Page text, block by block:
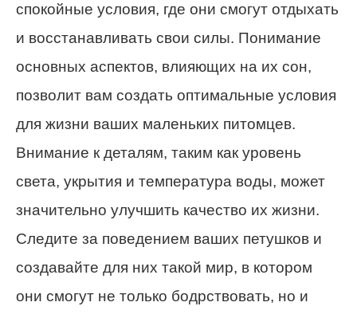
спокойные условия, где они смогут отдыхать
и восстанавливать свои силы. Понимание
основных аспектов, влияющих на их сон,
позволит вам создать оптимальные условия
для жизни ваших маленьких питомцев.
Внимание к деталям, таким как уровень
света, укрытия и температура воды, может
значительно улучшить качество их жизни.
Следите за поведением ваших петушков и
создавайте для них такой мир, в котором
они смогут не только бодрствовать, но и